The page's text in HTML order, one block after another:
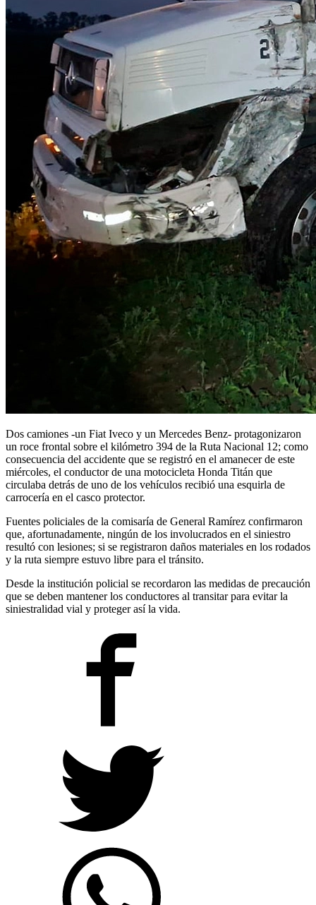
Dos camiones -un Fiat Iveco y un Mercedes Benz- protagonizaron
un roce frontal sobre el kilómetro 394 de la Ruta Nacional 12; como
consecuencia del accidente que se registró en el amanecer de este
miércoles, el conductor de una motocicleta Honda Titán que
circulaba detrás de uno de los vehículos recibió una esquirla de
carrocería en el casco protector.
Fuentes policiales de la comisaría de General Ramírez confirmaron
que, afortunadamente, ningún de los involucrados en el siniestro
resultó con lesiones; si se registraron daños materiales en los rodados
y la ruta siempre estuvo libre para el tránsito.
Desde la institución policial se recordaron las medidas de precaución
que se deben mantener los conductores al transitar para evitar la
siniestralidad vial y proteger así la vida.